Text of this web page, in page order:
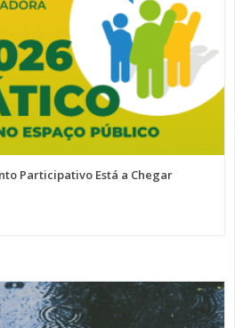
Participativo Está a Chegar